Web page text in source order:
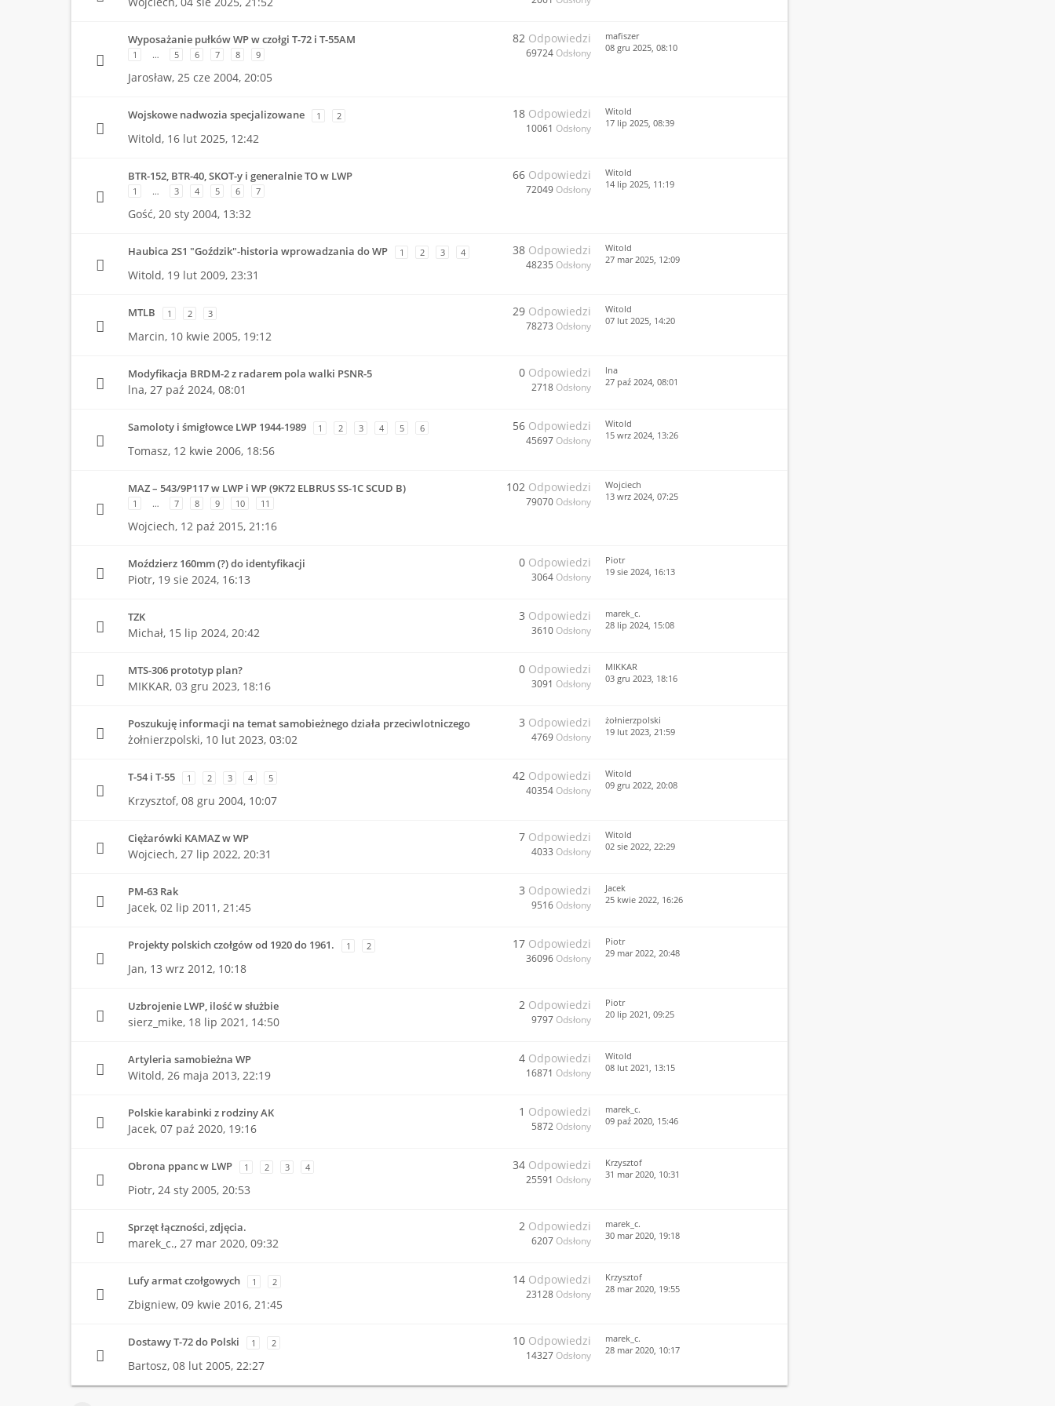
Wyposażanie pułków WP w czołgi T-72 i T-55AM
1 … 5 6 7 8 9
Jarosław, 25 cze 2004, 20:05
82 Odpowiedzi
69724 Odsłony
mafiszer
08 gru 2025, 08:10
Wojskowe nadwozia specjalizowane 1 2
Witold, 16 lut 2025, 12:42
18 Odpowiedzi
10061 Odsłony
Witold
17 lip 2025, 08:39
BTR-152, BTR-40, SKOT-y i generalnie TO w LWP
1 … 3 4 5 6 7
Gość, 20 sty 2004, 13:32
66 Odpowiedzi
72049 Odsłony
Witold
14 lip 2025, 11:19
Haubica 2S1 "Goździk"-historia wprowadzania do WP 1 2 3 4
Witold, 19 lut 2009, 23:31
38 Odpowiedzi
48235 Odsłony
Witold
27 mar 2025, 12:09
MTLB 1 2 3
Marcin, 10 kwie 2005, 19:12
29 Odpowiedzi
78273 Odsłony
Witold
07 lut 2025, 14:20
Modyfikacja BRDM-2 z radarem pola walki PSNR-5
lna, 27 paź 2024, 08:01
0 Odpowiedzi
2718 Odsłony
lna
27 paź 2024, 08:01
Samoloty i śmigłowce LWP 1944-1989 1 2 3 4 5 6
Tomasz, 12 kwie 2006, 18:56
56 Odpowiedzi
45697 Odsłony
Witold
15 wrz 2024, 13:26
MAZ – 543/9P117 w LWP i WP (9K72 ELBRUS SS-1C SCUD B)
1 … 7 8 9 10 11
Wojciech, 12 paź 2015, 21:16
102 Odpowiedzi
79070 Odsłony
Wojciech
13 wrz 2024, 07:25
Moździerz 160mm (?) do identyfikacji
Piotr, 19 sie 2024, 16:13
0 Odpowiedzi
3064 Odsłony
Piotr
19 sie 2024, 16:13
TZK
Michał, 15 lip 2024, 20:42
3 Odpowiedzi
3610 Odsłony
marek_c.
28 lip 2024, 15:08
MTS-306 prototyp plan?
MIKKAR, 03 gru 2023, 18:16
0 Odpowiedzi
3091 Odsłony
MIKKAR
03 gru 2023, 18:16
Poszukuję informacji na temat samobieżnego działa przeciwlotniczego
żołnierzpolski, 10 lut 2023, 03:02
3 Odpowiedzi
4769 Odsłony
żołnierzpolski
19 lut 2023, 21:59
T-54 i T-55 1 2 3 4 5
Krzysztof, 08 gru 2004, 10:07
42 Odpowiedzi
40354 Odsłony
Witold
09 gru 2022, 20:08
Ciężarówki KAMAZ w WP
Wojciech, 27 lip 2022, 20:31
7 Odpowiedzi
4033 Odsłony
Witold
02 sie 2022, 22:29
PM-63 Rak
Jacek, 02 lip 2011, 21:45
3 Odpowiedzi
9516 Odsłony
Jacek
25 kwie 2022, 16:26
Projekty polskich czołgów od 1920 do 1961. 1 2
Jan, 13 wrz 2012, 10:18
17 Odpowiedzi
36096 Odsłony
Piotr
29 mar 2022, 20:48
Uzbrojenie LWP, ilość w służbie
sierz_mike, 18 lip 2021, 14:50
2 Odpowiedzi
9797 Odsłony
Piotr
20 lip 2021, 09:25
Artyleria samobieżna WP
Witold, 26 maja 2013, 22:19
4 Odpowiedzi
16871 Odsłony
Witold
08 lut 2021, 13:15
Polskie karabinki z rodziny AK
Jacek, 07 paź 2020, 19:16
1 Odpowiedzi
5872 Odsłony
marek_c.
09 paź 2020, 15:46
Obrona ppanc w LWP 1 2 3 4
Piotr, 24 sty 2005, 20:53
34 Odpowiedzi
25591 Odsłony
Krzysztof
31 mar 2020, 10:31
Sprzęt łączności, zdjęcia.
marek_c., 27 mar 2020, 09:32
2 Odpowiedzi
6207 Odsłony
marek_c.
30 mar 2020, 19:18
Lufy armat czołgowych 1 2
Zbigniew, 09 kwie 2016, 21:45
14 Odpowiedzi
23128 Odsłony
Krzysztof
28 mar 2020, 19:55
Dostawy T-72 do Polski 1 2
Bartosz, 08 lut 2005, 22:27
10 Odpowiedzi
14327 Odsłony
marek_c.
28 mar 2020, 10:17